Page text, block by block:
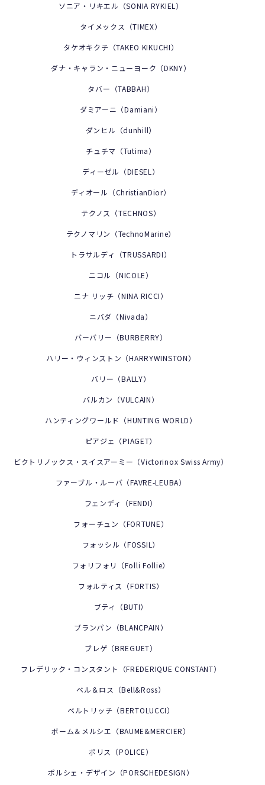
コーポレートサイト
ソニア・リキエル（SONIA RYKIEL）
タイメックス（TIMEX）
タケオキクチ（TAKEO KIKUCHI）
ダナ・キャラン・ニューヨーク（DKNY）
タバー（TABBAH）
ダミアーニ（Damiani）
ダンヒル（dunhill）
チュチマ（Tutima）
ディーゼル（DIESEL）
ディオール（ChristianDior）
テクノス（TECHNOS）
テクノマリン（TechnoMarine）
トラサルディ（TRUSSARDI）
ニコル（NICOLE）
ニナ リッチ（NINA RICCI）
ニバダ（Nivada）
バーバリー（BURBERRY）
ハリー・ウィンストン（HARRYWINSTON）
バリー（BALLY）
バルカン（VULCAIN）
ハンティングワールド（HUNTING WORLD）
ピアジェ（PIAGET）
ビクトリノックス・スイスアーミー（Victorinox Swiss Army）
ファーブル・ルーバ（FAVRE-LEUBA）
フェンディ（FENDI）
フォーチュン（FORTUNE）
フォッシル（FOSSIL）
フォリフォリ（Folli Follie）
フォルティス（FORTIS）
ブティ（BUTI）
ブランパン（BLANCPAIN）
ブレゲ（BREGUET）
フレデリック・コンスタント（FREDERIQUE CONSTANT）
ベル＆ロス（Bell&Ross）
ベルトリッチ（BERTOLUCCI）
ボーム＆メルシエ（BAUME&MERCIER）
ポリス（POLICE）
ポルシェ・デザイン（PORSCHEDESIGN）